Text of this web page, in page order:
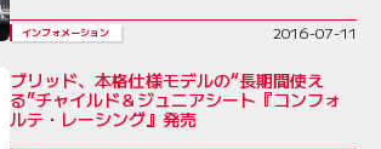
インフォメーション 2016-07-11
ブリッド、本格仕様モデルの“長期間使え
る”チャイルド＆ジュニアシート『コンフォ
ルテ・レーシング』発売